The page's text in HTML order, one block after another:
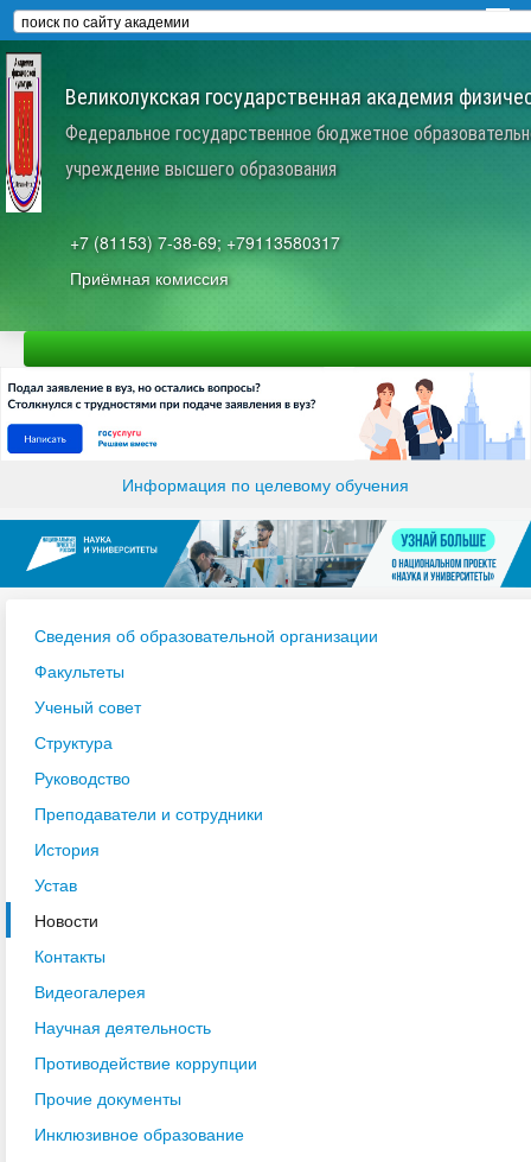
Великолукская государственная академия
Федеральное государственное бюджетное
учреждение высшего образования
+7 (81153) 7-38-69; +79113580317
Приёмная комиссия
Информация по целевому обучения
Сведения об образовательной организации
Факультеты
Ученый совет
Структура
Руководство
Преподаватели и сотрудники
История
Устав
Новости
Контакты
Видеогалерея
Научная деятельность
Противодействие коррупции
Прочие документы
Инклюзивное образование